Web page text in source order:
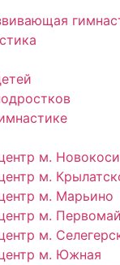
м.
м.
м. Марьино
м.
м.
м. Южная